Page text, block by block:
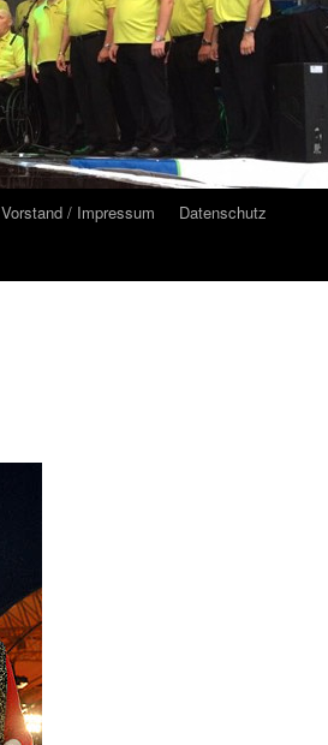
Vorstand / Impressum
Datenschutz